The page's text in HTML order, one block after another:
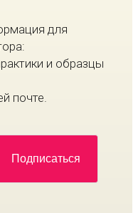
для
и образцы
почте.